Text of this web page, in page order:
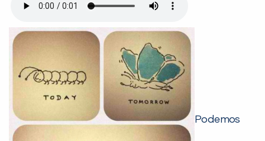
Podemos